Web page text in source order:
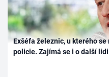
Exšéfa železnic, u kterého
policie. Zajímá se i o další lidi